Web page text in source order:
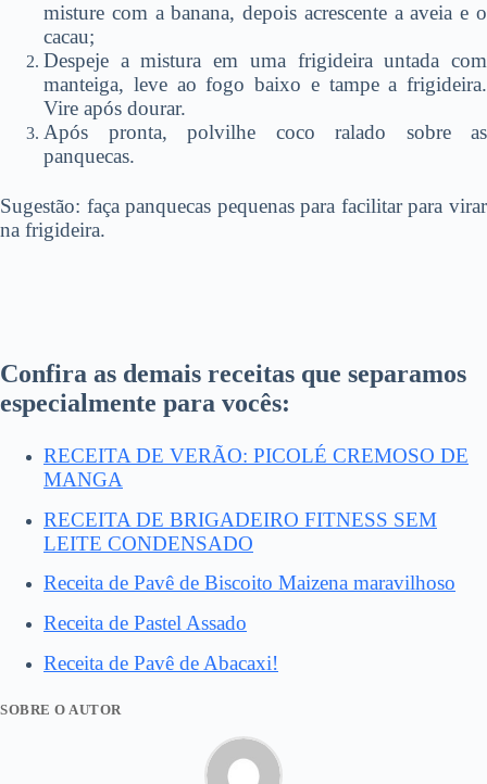
misture com a banana, depois acrescente a aveia e o
cacau;
Despeje a mistura em uma frigideira untada com
manteiga, leve ao fogo baixo e tampe a frigideira.
Vire após dourar.
Após pronta, polvilhe coco ralado sobre as
panquecas.
Sugestão: faça panquecas pequenas para facilitar para virar
na frigideira.
Confira as demais receitas que separamos
especialmente para vocês:
RECEITA DE VERÃO: PICOLÉ CREMOSO DE
MANGA
RECEITA DE BRIGADEIRO FITNESS SEM
LEITE CONDENSADO
Receita de Pavê de Biscoito Maizena maravilhoso
Receita de Pastel Assado
Receita de Pavê de Abacaxi!
SOBRE O AUTOR